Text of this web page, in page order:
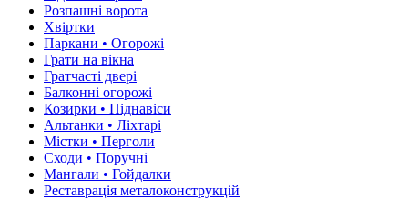
Розпашні ворота
Хвіртки
Паркани • Огорожі
Грати на вікна
Гратчасті двері
Балконні огорожі
Козирки • Піднавіси
Альтанки • Ліхтарі
Містки • Перголи
Сходи • Поручні
Мангали • Гойдалки
Реставрація металоконструкцій